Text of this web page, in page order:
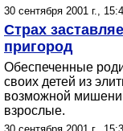
30 сентября 2001 г.,
Страх
пригород
Обеспеченные
своих детей из
возможной мишени
взрослые.